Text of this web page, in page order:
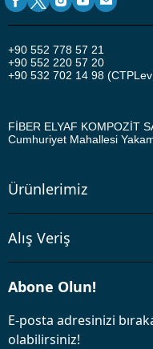
+90 552 778 57 21
+90 552 220 57 20
+90 532 702 14 98
FİBER ELYAF KOMPOZİT
Cumhuriyet Mahallesi
Ürünlerimiz
Alış Veriş
Abone Olun!
E-posta adresinizi
olabilirsiniz!